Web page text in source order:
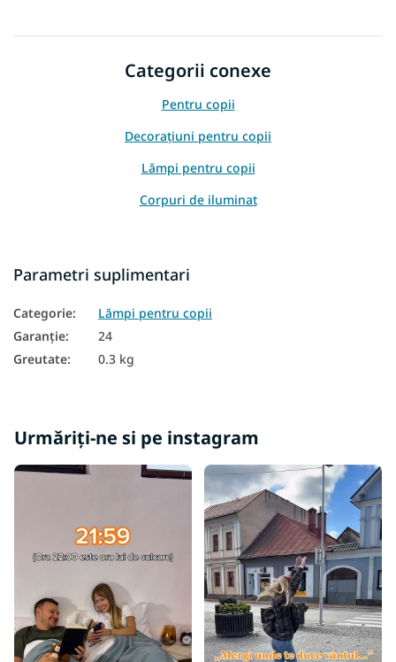
Categorii conexe
Pentru copii
Decorațiuni pentru copii
Lămpi pentru copii
Corpuri de iluminat
Parametri suplimentari
Categorie:
Lămpi pentru copii
Garanţie:
24
Greutate: 0.3 kg
Urmăriți-ne si pe instagram